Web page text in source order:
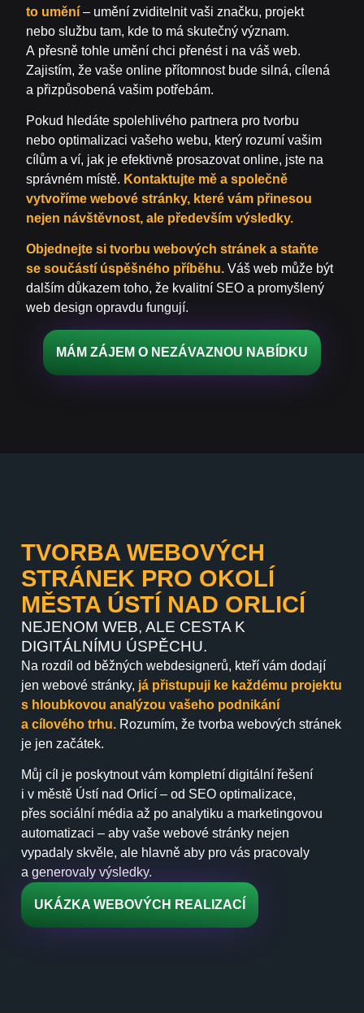
to umění – umění zviditelnit vaši značku, projekt
nebo službu tam, kde to má skutečný význam.
A přesně tohle umění chci přenést i na váš web.
Zajistím, že vaše online přítomnost bude silná, cílená
a přizpůsobená vašim potřebám.
Pokud hledáte spolehlivého partnera pro tvorbu
nebo optimalizaci vašeho webu, který rozumí vašim
cílům a ví, jak je efektivně prosazovat online, jste na
správném místě. Kontaktujte mě a společně
vytvoříme webové stránky, které vám přinesou
nejen návštěvnost, ale především výsledky.
Objednejte si tvorbu webových stránek a staňte
se součástí úspěšného příběhu. Váš web může být
dalším důkazem toho, že kvalitní SEO a promyšlený
web design opravdu fungují.
MÁM ZÁJEM O NEZÁVAZNOU NABÍDKU
TVORBA WEBOVÝCH
STRÁNEK PRO OKOLÍ
MĚSTA ÚSTÍ NAD ORLICÍ
NEJENOM WEB, ALE CESTA K
DIGITÁLNÍMU ÚSPĚCHU.
Na rozdíl od běžných webdesignerů, kteří vám dodají
jen webové stránky, já přistupuji ke každému projektu
s hloubkovou analýzou vašeho podnikání
a cílového trhu. Rozumím, že tvorba webových stránek
je jen začátek.
Můj cíl je poskytnout vám kompletní digitální řešení
i v městě Ústí nad Orlicí – od SEO optimalizace,
přes sociální média až po analytiku a marketingovou
automatizaci – aby vaše webové stránky nejen
vypadaly skvěle, ale hlavně aby pro vás pracovaly
a generovaly výsledky.
UKÁZKA WEBOVÝCH REALIZACÍ